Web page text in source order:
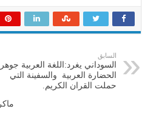
السابق
السوداني يغرد:اللغة العربية
الحضارة العربية والسفينة التي
حملت القران الكريم.